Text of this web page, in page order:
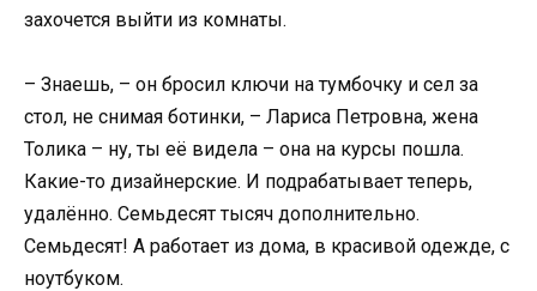
захочется выйти из комнаты.
– Знаешь, – он бросил ключи на тумбочку и сел за
стол, не снимая ботинки, – Лариса Петровна, жена
Толика – ну, ты её видела – она на курсы пошла.
Какие-то дизайнерские. И подрабатывает теперь,
удалённо. Семьдесят тысяч дополнительно.
Семьдесят! А работает из дома, в красивой одежде, с
ноутбуком.